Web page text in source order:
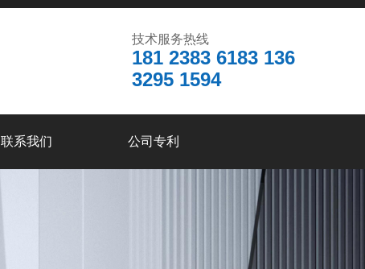
技术服务热线
181 2383 6183 136
3295 1594
联系我们 公司专利